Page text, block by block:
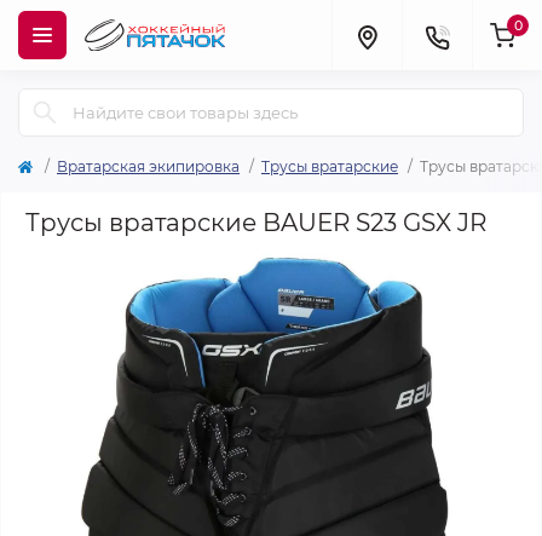
0
Вратарская экипировка Трусы вратарские Трусы
Трусы вратарские BAUER S23 GSX JR